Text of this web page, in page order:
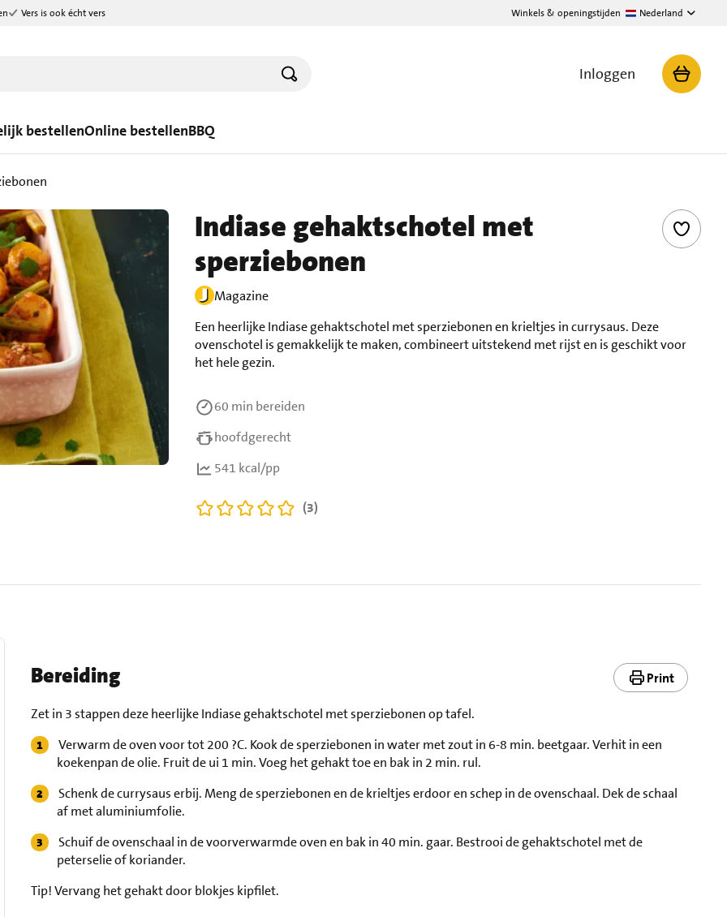
Vers is ook écht vers Winkels & openingstijden Nederland
Inloggen
bestellenOnline bestellenBBQ
Indiase gehaktschotel met
sperziebonen
Magazine
Een heerlijke Indiase gehaktschotel met sperziebonen en krieltjes in currysaus. Deze
ovenschotel is gemakkelijk te maken, combineert uitstekend met rijst en is geschikt voor
het hele gezin.
60 min bereiden
hoofdgerecht
541 kcal/pp
(3)
Bereiding Print
Zet in 3 stappen deze heerlijke Indiase gehaktschotel met sperziebonen op tafel.
Verwarm de oven voor tot 200 ?C. Kook de sperziebonen in water met zout in 6-8 min. beetgaar. Verhit in een
koekenpan de olie. Fruit de ui 1 min. Voeg het gehakt toe en bak in 2 min. rul.
Schenk de currysaus erbij. Meng de sperziebonen en de krieltjes erdoor en schep in de ovenschaal. Dek de schaal
af met aluminiumfolie.
Schuif de ovenschaal in de voorverwarmde oven en bak in 40 min. gaar. Bestrooi de gehaktschotel met de
peterselie of koriander.
Tip! Vervang het gehakt door blokjes kipfilet.